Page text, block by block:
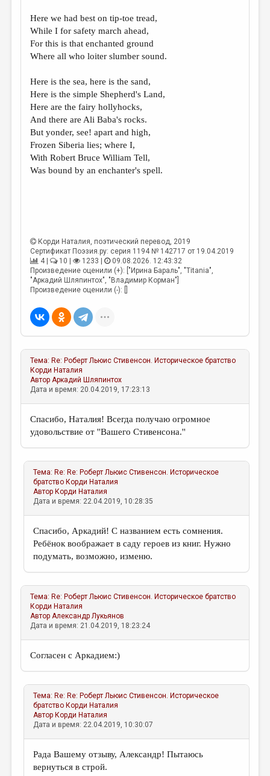
КУЛЬТУРОВЕДЕНИЕ
ПУБЛИЦИСТИКА
ЦИКЛЫ ПУБЛИКАЦИЙ
ТРЕДИАКОВСКИЙ
МЕДИА
ВКОНТАКТЕ
Here we had best on tip-toe tread,
While I for safety march ahead,
For this is that enchanted ground
Where all who loiter slumber sound.
Here is the sea, here is the sand,
Here is the simple Shepherd's Land,
Here are the fairy hollyhocks,
And there are Ali Baba's rocks.
But yonder, see! apart and high,
Frozen Siberia lies; where I,
With Robert Bruce William Tell,
Was bound by an enchanter's spell.
Корди Наталия, поэтический перевод, 2019
Сертификат Поэзия.ру: серия 1194 № 142717 от 19.04.2019
4 |
10 | 1233 |
09.08.2026. 12:43:32
Произведение оценили (+): ["Ирина Бараль", "Titania",
"Аркадий Шляпинтох", "Владимир Корман"]
Произведение оценили (-): []
Тема: Re: Роберт Льюис Стивенсон. Историческое братство
Корди Наталия
АвторАркадий Шляпинтох
Дата и время: 20.04.2019, 17:23:13
Спасибо, Наталия! Всегда получаю огромное
удовольствие от ''Вашего Стивенсона.''
Тема: Re: Re: Роберт Льюис Стивенсон. Историческое
братство Корди Наталия
Автор Корди Наталия
Дата и время: 22.04.2019, 10:28:35
Спасибо, Аркадий! С названием есть сомнения.
Ребёнок воображает в саду героев из книг. Нужно
подумать, возможно, изменю.
Тема: Re: Роберт Льюис Стивенсон. Историческое братство
Корди Наталия
АвторАлександр Лукьянов
Дата и время: 21.04.2019, 18:23:24
Согласен с Аркадием:)
Тема: Re: Re: Роберт Льюис Стивенсон. Историческое
братство Корди Наталия
Автор Корди Наталия
Дата и время: 22.04.2019, 10:30:07
Рада Вашему отзыву, Александр! Пытаюсь
вернуться в строй.